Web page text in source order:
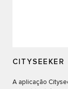
CITYSEEKER
A aplicação